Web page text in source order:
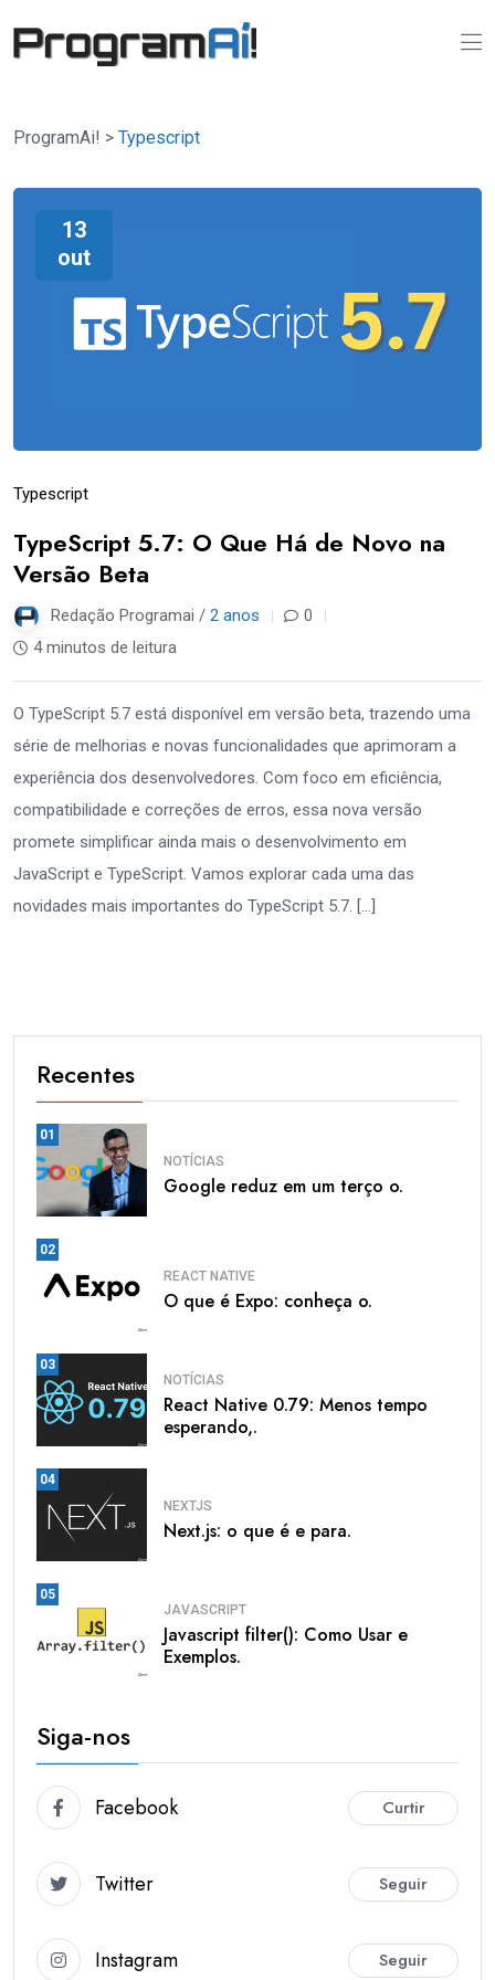
ProgramAi! > Typescript
13
out
Typescript
TypeScript 5.7: O Que Há de Novo na
Versão Beta
Redação Programai / 2 anos
0
4 minutos de leitura
O TypeScript 5.7 está disponível em versão beta, trazendo uma
série de melhorias e novas funcionalidades que aprimoram a
experiência dos desenvolvedores. Com foco em eficiência,
compatibilidade e correções de erros, essa nova versão
promete simplificar ainda mais o desenvolvimento em
JavaScript e TypeScript. Vamos explorar cada uma das
novidades mais importantes do TypeScript 5.7. […]
Recentes
01
NOTÍCIAS
Google reduz em um terço o.
02
REACT NATIVE
O que é Expo: conheça o.
03
NOTÍCIAS
React Native 0.79: Menos tempo
esperando,.
04
NEXTJS
Next.js: o que é e para.
05
JAVASCRIPT
Javascript filter(): Como Usar e
Exemplos.
Siga-nos
Facebook Curtir
Twitter Seguir
Instagram Seguir